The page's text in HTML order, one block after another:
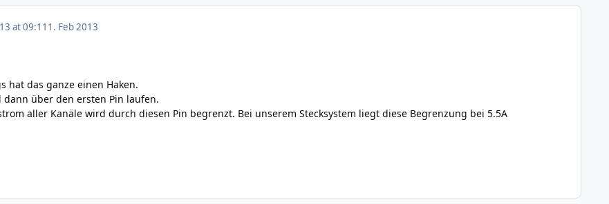
at 09:11 1. Feb 2013
hat das ganze einen Haken.
über den ersten Pin laufen.
aller Kanäle wird durch diesen Pin begrenzt. Bei unserem Stecksystem liegt diese Begrenzung bei 5.5A